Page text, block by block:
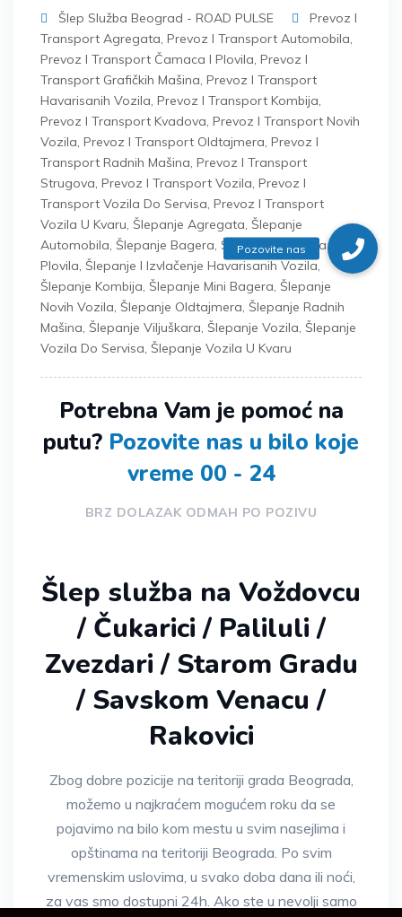
Šlep Služba Beograd - ROAD PULSE
Prevoz I
Transport Agregata, Prevoz I Transport Automobila,
Prevoz I Transport Čamaca I Plovila, Prevoz I
Transport Grafičkih Mašina, Prevoz I Transport
Havarisanih Vozila, Prevoz I Transport Kombija,
Prevoz I Transport Kvadova, Prevoz I Transport Novih
Vozila, Prevoz I Transport Oldtajmera, Prevoz I
Transport Radnih Mašina, Prevoz I Transport
Strugova, Prevoz I Transport Vozila, Prevoz I
Transport Vozila Do Servisa, Prevoz I Transport
Vozila U Kvaru, Šlepanje Agregata, Šlepanje
Automobila, Šlepanje Bagera, Šlepanje Čamaca I
Plovila, Šlepanje I Izvlačenje Havarisanih Vozila,
Šlepanje Kombija, Šlepanje Mini Bagera, Šlepanje
Novih Vozila, Šlepanje Oldtajmera, Šlepanje Radnih
Mašina, Šlepanje Viljuškara, Šlepanje Vozila, Šlepanje
Vozila Do Servisa, Šlepanje Vozila U Kvaru
Potrebna Vam je pomoć na
putu? Pozovite nas u bilo koje
vreme 00 - 24
BRZ DOLAZAK ODMAH PO POZIVU
Šlep služba na Voždovcu
/ Čukarici / Paliluli /
Zvezdari / Starom Gradu
/ Savskom Venacu /
Rakovici
Zbog dobre pozicije na teritoriji grada Beograda,
možemo u najkraćem mogućem roku da se
pojavimo na bilo kom mestu u svim nasejlima i
opštinama na teritoriji Beograda. Po svim
vremenskim uslovima, u svako doba dana ili noći,
za vas smo dostupni 24h. Ako ste u nevolji samo